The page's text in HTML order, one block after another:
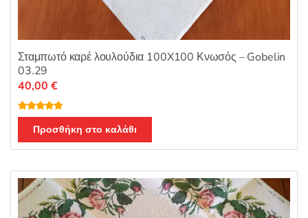
Σταμπωτό καρέ λουλούδια 100X100 Κνωσός – Gobelin
03.29
Βαθμολογή
θηκε με5.00
από 5
40,00 €
Προσθήκη στο καλάθι